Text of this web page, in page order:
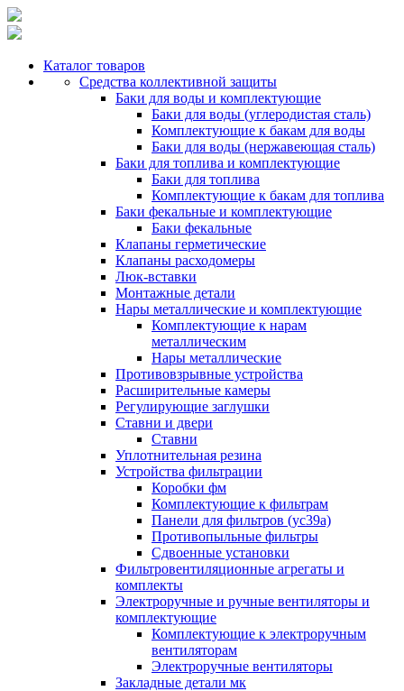
Каталог товаров
Средства коллективной защиты
Баки для воды и комплектующие
Баки для воды (углеродистая сталь)
Комплектующие к бакам для воды
Баки для воды (нержавеющая сталь)
Баки для топлива и комплектующие
Баки для топлива
Комплектующие к бакам для топлива
Баки фекальные и комплектующие
Баки фекальные
Клапаны герметические
Клапаны расходомеры
Люк-вставки
Монтажные детали
Нары металлические и комплектующие
Комплектующие к нарам
металлическим
Нары металлические
Противовзрывные устройства
Расширительные камеры
Регулирующие заглушки
Ставни и двери
Ставни
Уплотнительная резина
Устройства фильтрации
Коробки фм
Комплектующие к фильтрам
Панели для фильтров (ус39а)
Противопыльные фильтры
Сдвоенные установки
Фильтровентиляционные агрегаты и
комплекты
Электроручные и ручные вентиляторы и
комплектующие
Комплектующие к электроручным
вентиляторам
Электроручные вентиляторы
Закладные детали мк